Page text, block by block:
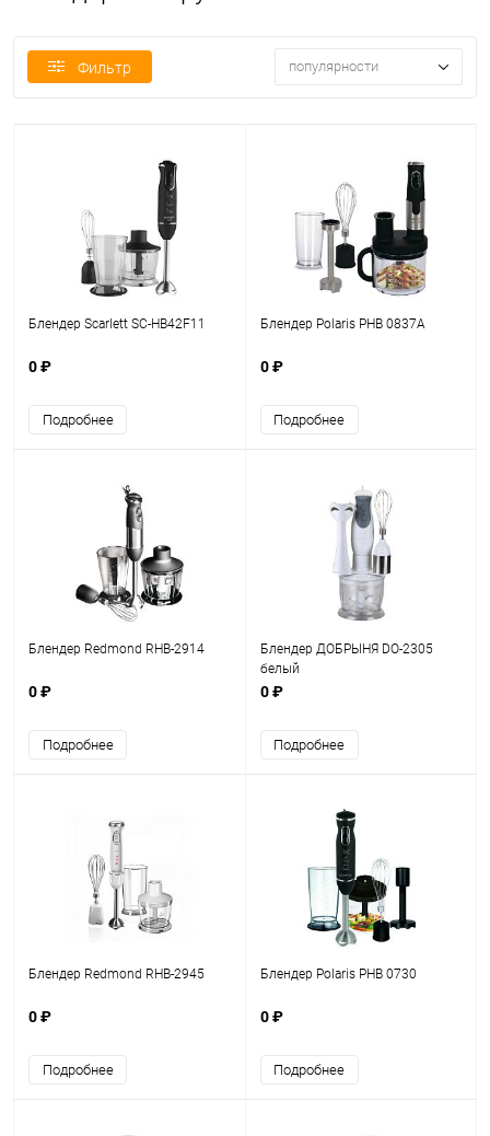
Фильтр популярности
Блендер Scarlett SC-HB42F11
0 ₽
Подробнее
Блендер Polaris PHB 0837A
0 ₽
Подробнее
Блендер Redmond RHB-2914
0 ₽
Подробнее
Блендер ДОБРЫНЯ DO-2305
белый
0 ₽
Подробнее
Блендер Redmond RHB-2945
0 ₽
Подробнее
Блендер Polaris PHB 0730
0 ₽
Подробнее